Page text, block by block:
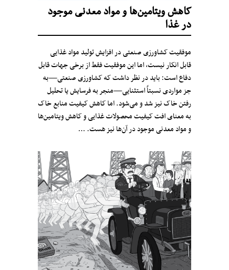
کاهش ویتامین‌ها و مواد معدنی موجود
در غذا
موفقیت کشاورزی صنعتی در افزایش تولید مواد غذایی
قابل انکار نیست، اما این موفقیت فقط از برخی جهات قابل
دفاع است: باید در نظر داشت که کشاورزی صنعتی—به
جز مواردی نسبتاً استثنایی—منجر به فرسایش یا تحلیل
رفتن خاک نیز شد و می‌شود. اما کاهش کیفیت منابع خاک
به معنای افت کیفیت محصولات غذایی و کاهش ویتامین‌ها
و مواد معدنی موجود در آن‌ها نیز هست. …